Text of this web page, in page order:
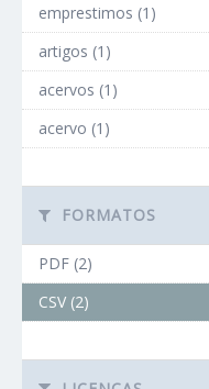
emprestimos (1)
artigos (1)
acervos (1)
acervo (1)
FORMATOS
PDF (2)
CSV (2)